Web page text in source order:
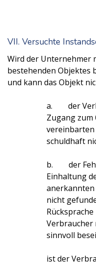
VII. Versuchte
Wird der Unternehmer
bestehenden
und kann das Objekt
a. der
Zugang zum
schuldhaft
b. der
Einhaltung
anerkannten
nicht
Verbraucher
sinnvoll
ist der